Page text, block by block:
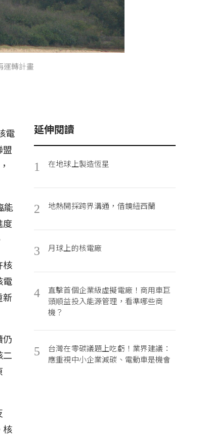
運轉計畫
電
盟
能
度
核
電
新
仍
二
核
延伸閱讀
1 在地球上製造恆星
2 地熱開採跨界溝通，借鏡紐西蘭
3 月球上的核電廠
4
直擊首個企業級虛擬電廠！商用車巨
頭順益投入能源管理，看準哪些商
機？
5
台灣在零碳議題上吃虧！業界建議：
應重視中小企業減碳、電動車是機會